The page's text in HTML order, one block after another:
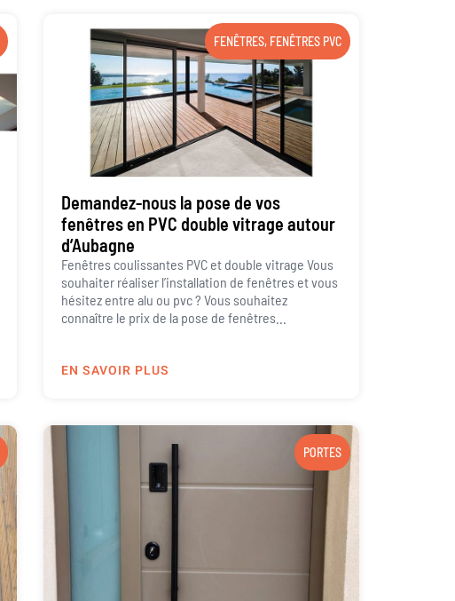
FENÊTRES, FENÊTRES PVC
Demandez-nous la pose de vos
fenêtres en PVC double vitrage autour
d’Aubagne
Fenêtres coulissantes PVC et double vitrage Vous
souhaiter réaliser l’installation de fenêtres et vous
hésitez entre alu ou pvc ? Vous souhaitez
connaître le prix de la pose de fenêtres...
EN SAVOIR PLUS
PORTES